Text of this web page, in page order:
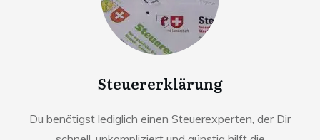
Steuererklärung
Du benötigst lediglich einen Steuerexperten, der Dir